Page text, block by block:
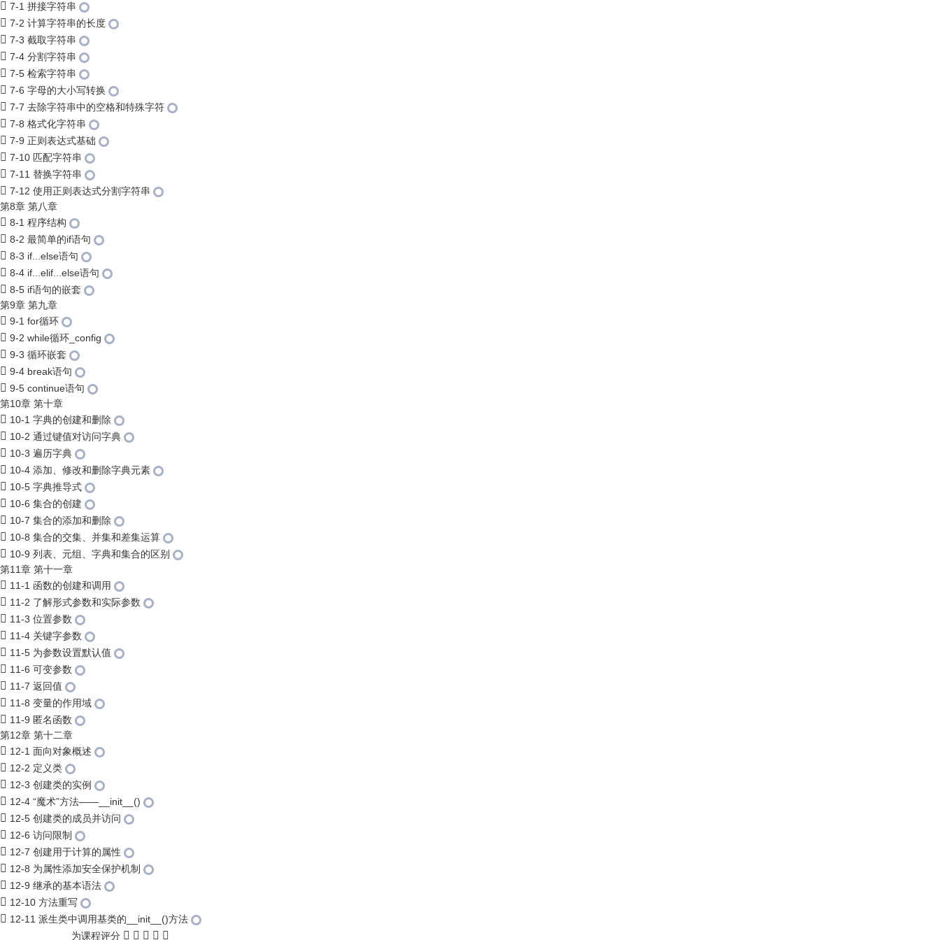
7-1 拼接字符串
7-2 计算字符串的长度
7-3 截取字符串
7-4 分割字符串
7-5 检索字符串
7-6 字母的大小写转换
7-7 去除字符串中的空格和特殊字符
7-8 格式化字符串
7-9 正则表达式基础
7-10 匹配字符串
7-11 替换字符串
7-12 使用正则表达式分割字符串
第8章 第八章
8-1 程序结构
8-2 最简单的if语句
8-3 if...else语句
8-4 if...elif...else语句
8-5 if语句的嵌套
第9章 第九章
9-1 for循环
9-2 while循环_config
9-3 循环嵌套
9-4 break语句
9-5 continue语句
第10章 第十章
10-1 字典的创建和删除
10-2 通过键值对访问字典
10-3 遍历字典
10-4 添加、修改和删除字典元素
10-5 字典推导式
10-6 集合的创建
10-7 集合的添加和删除
10-8 集合的交集、并集和差集运算
10-9 列表、元组、字典和集合的区别
第11章 第十一章
11-1 函数的创建和调用
11-2 了解形式参数和实际参数
11-3 位置参数
11-4 关键字参数
11-5 为参数设置默认值
11-6 可变参数
11-7 返回值
11-8 变量的作用域
11-9 匿名函数
第12章 第十二章
12-1 面向对象概述
12-2 定义类
12-3 创建类的实例
12-4 “魔术”方法——__init__()
12-5 创建类的成员并访问
12-6 访问限制
12-7 创建用于计算的属性
12-8 为属性添加安全保护机制
12-9 继承的基本语法
12-10 方法重写
12-11 派生类中调用基类的__init__()方法
为课程评分